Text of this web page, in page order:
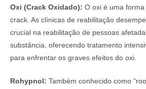
Oxi (Crack Oxidado): O oxi é uma
crack. As clínicas de reabilitação
crucial na reabilitação de pessoas
substância, oferecendo tratamento
para enfrentar os graves efeitos do oxi.
Rohypnol: Também conhecido como